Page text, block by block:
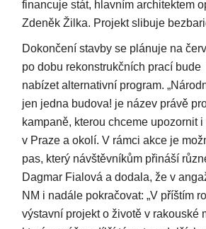
financuje stát, hlavním architektem
Zdeněk Žilka. Projekt slibuje
Dokončení stavby se plánuje na
po dobu rekonstrukčních prací
nabízet alternativní program.
jen jedna budova! je název právě
kampaně, kterou chceme upozornit
v Praze a okolí. V rámci akce je
pas, který návštěvníkům přináší
Dagmar Fialová a dodala, že v
NM i nadále pokračovat: „V příštím
výstavní projekt o životě v rakouské